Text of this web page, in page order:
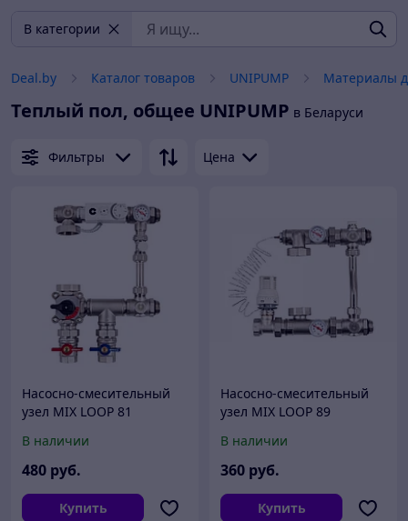
В категории
Deal.by Каталог товаров UNIPUMP Материалы
Теплый пол, общее UNIPUMP в Беларуси
Фильтры Цена
Насосно-смесительный
узел MIX LOOP 81
В наличии
480 руб.
Купить
Насосно-смесительный
узел MIX LOOP 89
В наличии
360 руб.
Купить